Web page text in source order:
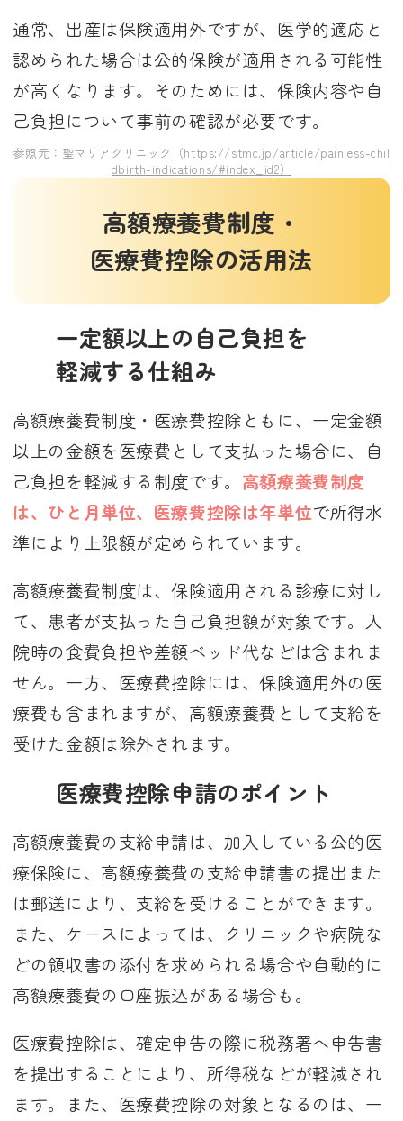
通常、出産は保険適用外ですが、医学的適応と
認められた場合は公的保険が適用される可能性
が高くなります。そのためには、保険内容や自
己負担について事前の確認が必要です。
参照元：聖マリアクリニック
（https://stmc.jp/article/painless-chil
dbirth-indications/#index_id2）
高額療養費制度・
医療費控除の活用法
一定額以上の自己負担を
軽減する仕組み
高額療養費制度・医療費控除ともに、一定金額
以上の金額を医療費として支払った場合に、自
己負担を軽減する制度です。 高額療養費制度
は、ひと月単位、医療費控除は年単位で所得水
準により上限額が定められています。
高額療養費制度は、保険適用される診療に対し
て、患者が支払った自己負担額が対象です。入
院時の食費負担や差額ベッド代などは含まれま
せん。一方、医療費控除には、保険適用外の医
療費も含まれますが、高額療養費として支給を
受けた金額は除外されます。
医療費控除申請のポイント
高額療養費の支給申請は、加入している公的医
療保険に、高額療養費の支給申請書の提出また
は郵送により、支給を受けることができます。
また、ケースによっては、クリニックや病院な
どの領収書の添付を求められる場合や自動的に
高額療養費の口座振込がある場合も。
医療費控除は、確定申告の際に税務署へ申告書
を提出することにより、所得税などが軽減され
ます。また、医療費控除の対象となるのは、一